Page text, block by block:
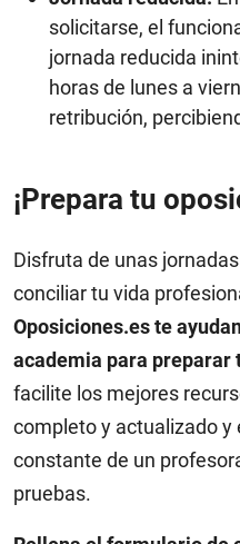
solicitarse, el
jornada reducida
horas de lunes a
retribución,
¡Prepara tu
Disfruta de unas
conciliar tu vida
Oposiciones.es te
academia para preparar
facilite los mejores
completo y actualizado
constante de un
pruebas.